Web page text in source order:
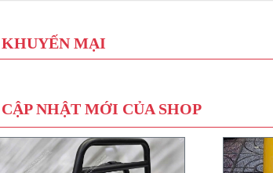
KHUYẾN MẠI
CẬP NHẬT MỚI CỦA SHOP